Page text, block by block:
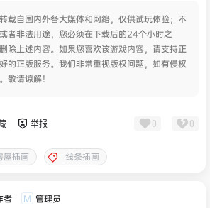
载自国内外各大媒体和网络，仅供试玩体验；不
者非法用途，您必须在下载后的24个小时之
除上述内容。如果您喜欢该游戏内容，请支持正
的正版服务。我们非常重视版权问题，如有侵权
敬请谅解！
举报 0 0
屋插画 线条插画
者 M 管理员